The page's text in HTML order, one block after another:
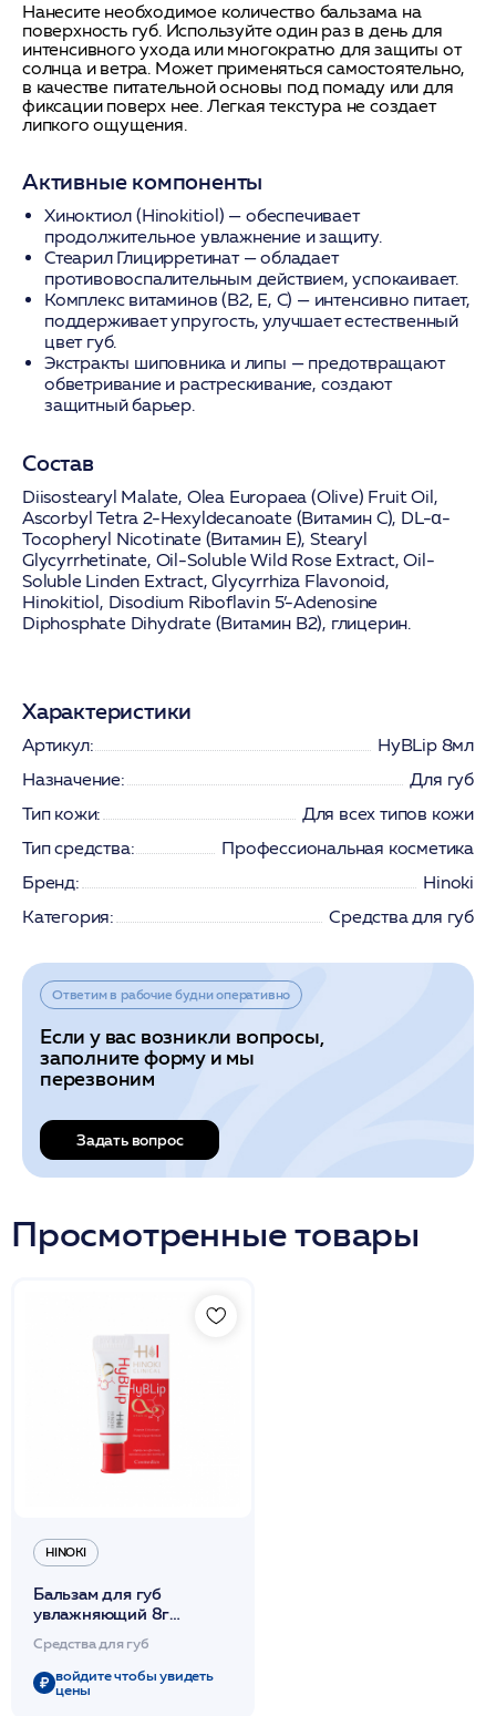
Нанесите необходимое количество бальзама на
поверхность губ. Используйте один раз в день для
интенсивного ухода или многократно для защиты от
солнца и ветра. Может применяться самостоятельно,
в качестве питательной основы под помаду или для
фиксации поверх нее. Легкая текстура не создает
липкого ощущения.
Активные компоненты
Хиноктиол (Hinokitiol) — обеспечивает
продолжительное увлажнение и защиту.
Стеарил Глицирретинат— обладает
противовоспалительным действием, успокаивает.
Комплекс витаминов (B2, E, C) — интенсивно питает,
поддерживает упругость, улучшает естественный
цвет губ.
Экстракты шиповника и липы — предотвращают
обветривание и растрескивание, создают
защитный барьер.
Состав
Diisostearyl Malate, Olea Europaea (Olive) Fruit Oil,
Ascorbyl Tetra 2-Hexyldecanoate (Витамин C), DL-α-
Tocopheryl Nicotinate (Витамин E), Stearyl
Glycyrrhetinate, Oil-Soluble Wild Rose Extract, Oil-
Soluble Linden Extract, Glycyrrhiza Flavonoid,
Hinokitiol, Disodium Riboflavin 5’-Adenosine
Diphosphate Dihydrate (Витамин B2), глицерин.
Характеристики
Артикул:
HyBLip 8мл
Назначение:
Для губ
Тип кожи:
Для всех типов кожи
Тип средства:
Профессиональная косметика
Бренд:
Hinoki
Категория:
Средства для губ
Ответим в рабочие будни оперативно
Если у вас возникли вопросы,
заполните форму и мы
перезвоним
Задать вопрос
Просмотренные товары
HINOKI
Бальзам для губ
увлажняющий 8г
/HyBLip /Hinoki Clinical
Средства для губ
войдите чтобы увидеть
цены